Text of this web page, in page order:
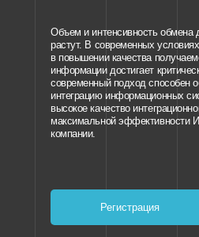
Объем и интенсивность обмена
растут. В современных
в повышении качества
информации достигает
современный подход способен
интеграцию информационных
высокое качество
максимальной эффективности
компании.
Регистрация